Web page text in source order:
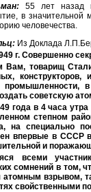
55 лет назад
в значительной
человечества.
Из Доклада
г. Совершенно
Вам, товарищ
конструкторов,
советскую
года в 4 часа
степном
на специально
впервые в СССР
и
всеми
сомнений в том,
атомным взрывом,
свойственными